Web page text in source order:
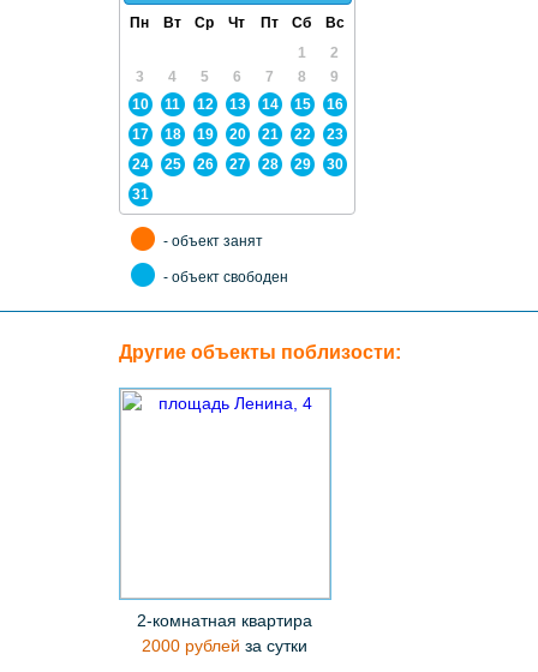
Пн Вт Ср Чт Пт Сб
Вс
1
2
3
4 5 6 7 8
9
10
11 12 13 14 15
16
17
18 19 20 21 22
23
24
25 26 27 28 29
30
31
- объект занят
- объект свободен
Другие объекты поблизости:
2-комнатная квартира
2000 рублей за сутки